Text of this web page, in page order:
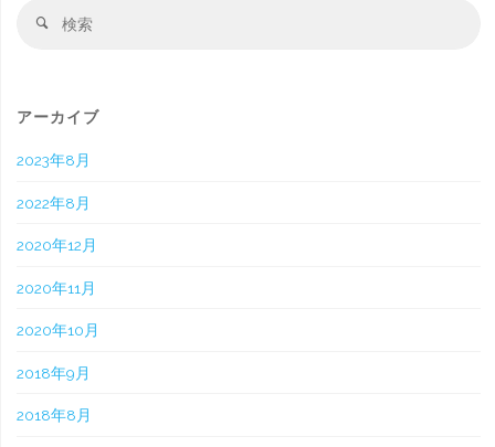
検
アーカイブ
2023年8月
2022年8月
2020年12月
2020年11月
2020年10月
2018年9月
2018年8月